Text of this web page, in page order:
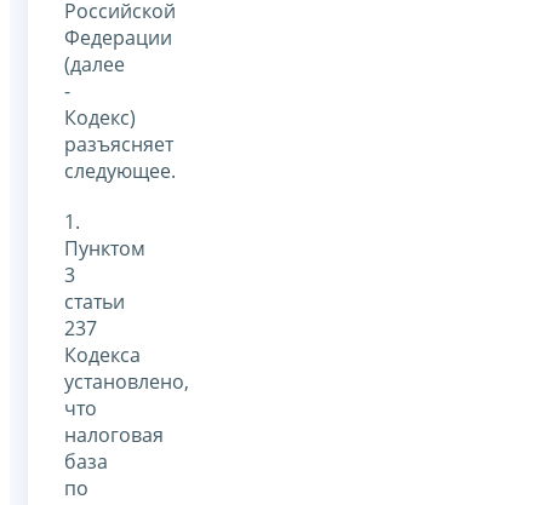
Российской
Федерации
(далее
-
Кодекс)
разъясняет
следующее.
1.
Пунктом
3
статьи
237
Кодекса
установлено,
что
налоговая
база
по